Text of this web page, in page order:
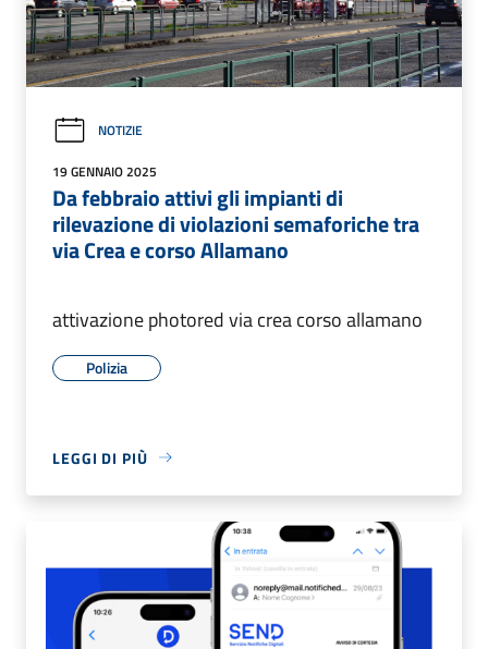
NOTIZIE
19 GENNAIO 2025
Da febbraio attivi gli impianti di
rilevazione di violazioni semaforiche tra
via Crea e corso Allamano
attivazione photored via crea corso allamano
Polizia
LEGGI DI PIÙ